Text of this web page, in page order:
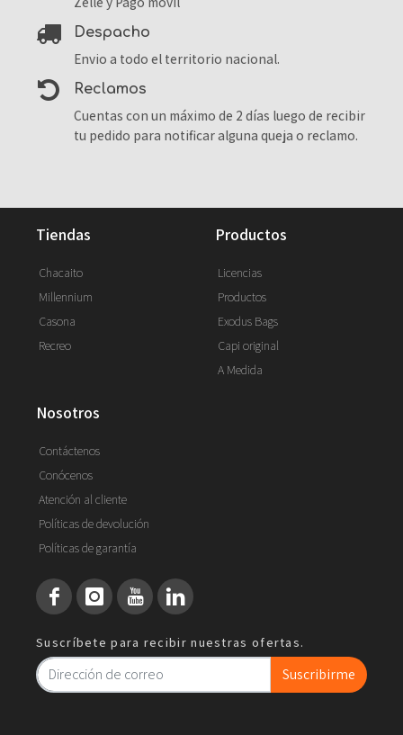
despacho
Envio a todo el territorio nacional.
reclamos
Cuentas con un máximo de 2 días luego de recibir
tu pedido para notificar alguna queja o reclamo.
tiendas
Chacaito
Millennium
Casona
Recreo
productos
Licencias
Productos
Exodus Bags
Capi original
A Medida
nosotros
Contáctenos
Conócenos
Atención al cliente
Políticas de devolución
Políticas de garantía
Suscríbete para recibir nuestras ofertas.
Suscribirme